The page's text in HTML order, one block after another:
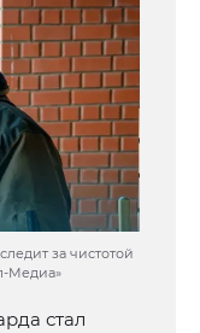
за чистотой
Медиа»
стал